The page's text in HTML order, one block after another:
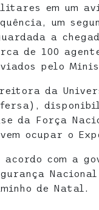
em um
um
a
de 100
pelo
da
da Força
ocupar o
acordo com a
de Natal.